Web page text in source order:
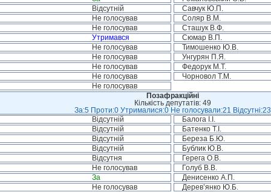
Відсутній Савчук Ю.П.
Не голосував Соляр В.М.
Не голосував Сташук В.Ф.
Утримався Сюмар В.П.
Не голосував Тимошенко Ю.В.
Не голосував Унгурян П.Я.
Не голосував Федорук М.Т.
Не голосував Чорновол Т.М.
Не голосував
Позафракційні
Кількість депутатів: 49
За:5 Проти:0 Утрималися:0 Не голосували:21 Відсутні:23
Відсутній Балога І.І.
Відсутній Батенко Т.І.
Відсутній Береза Б.Ю.
Відсутній Бублик Ю.В.
Відсутня Герега О.В.
Не голосував Голуб В.В.
За Денисенко А.П.
Не голосував Дерев’янко Ю.Б.